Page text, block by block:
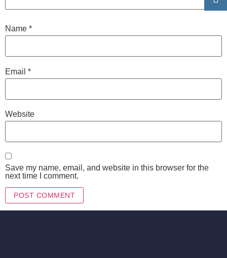
Name *
Email *
Website
Save my name, email, and website in this browser for the
next time I comment.